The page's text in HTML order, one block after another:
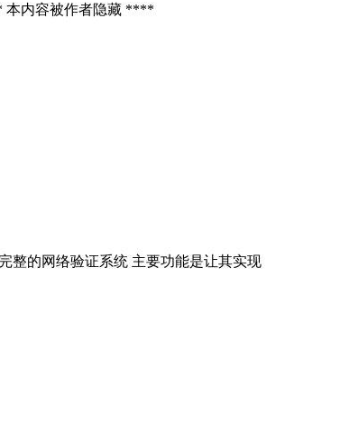
本内容被作者隐藏 ****
整的网络验证系统 主要功能是让其实现